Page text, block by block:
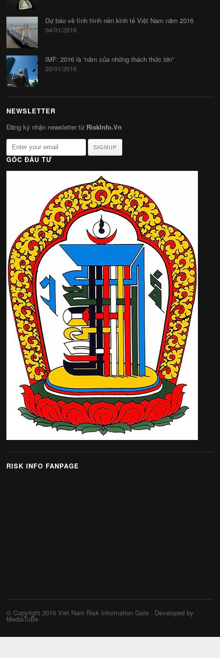
Dự báo về tình hình nền kinh tế Việt Nam năm 2016
04/01/2016
IMF: 2016 là “năm của những thách thức lớn”
20/01/2016
NEWSLETTER
Đăng ký nhận newsletter từ RiskInfo.Vn
SIGNUP
GÓC ĐẦU TƯ
RISK INFO FANPAGE
© Copyright 2016Viet Nam Risk Information Gate · Developed by
MediaToBe